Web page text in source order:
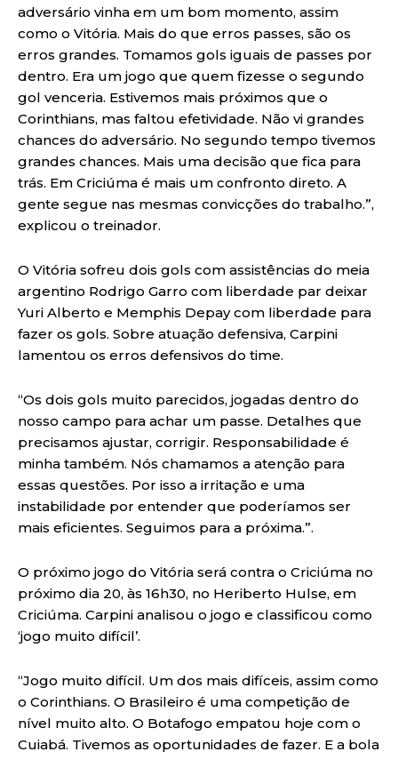
adversário vinha em um bom momento, assim
como o Vitória. Mais do que erros passes, são os
erros grandes. Tomamos gols iguais de passes por
dentro. Era um jogo que quem fizesse o segundo
gol venceria. Estivemos mais próximos que o
Corinthians, mas faltou efetividade. Não vi grandes
chances do adversário. No segundo tempo tivemos
grandes chances. Mais uma decisão que fica para
trás. Em Criciúma é mais um confronto direto. A
gente segue nas mesmas convicções do trabalho.”,
explicou o treinador.
O Vitória sofreu dois gols com assistências do meia
argentino Rodrigo Garro com liberdade par deixar
Yuri Alberto e Memphis Depay com liberdade para
fazer os gols. Sobre atuação defensiva, Carpini
lamentou os erros defensivos do time.
“Os dois gols muito parecidos, jogadas dentro do
nosso campo para achar um passe. Detalhes que
precisamos ajustar, corrigir. Responsabilidade é
minha também. Nós chamamos a atenção para
essas questões. Por isso a irritação e uma
instabilidade por entender que poderíamos ser
mais eficientes. Seguimos para a próxima.”.
O próximo jogo do Vitória será contra o Criciúma no
próximo dia 20, às 16h30, no Heriberto Hulse, em
Criciúma. Carpini analisou o jogo e classificou como
‘jogo muito difícil’.
“Jogo muito difícil. Um dos mais difíceis, assim como
o Corinthians. O Brasileiro é uma competição de
nível muito alto. O Botafogo empatou hoje com o
Cuiabá. Tivemos as oportunidades de fazer. E a bola